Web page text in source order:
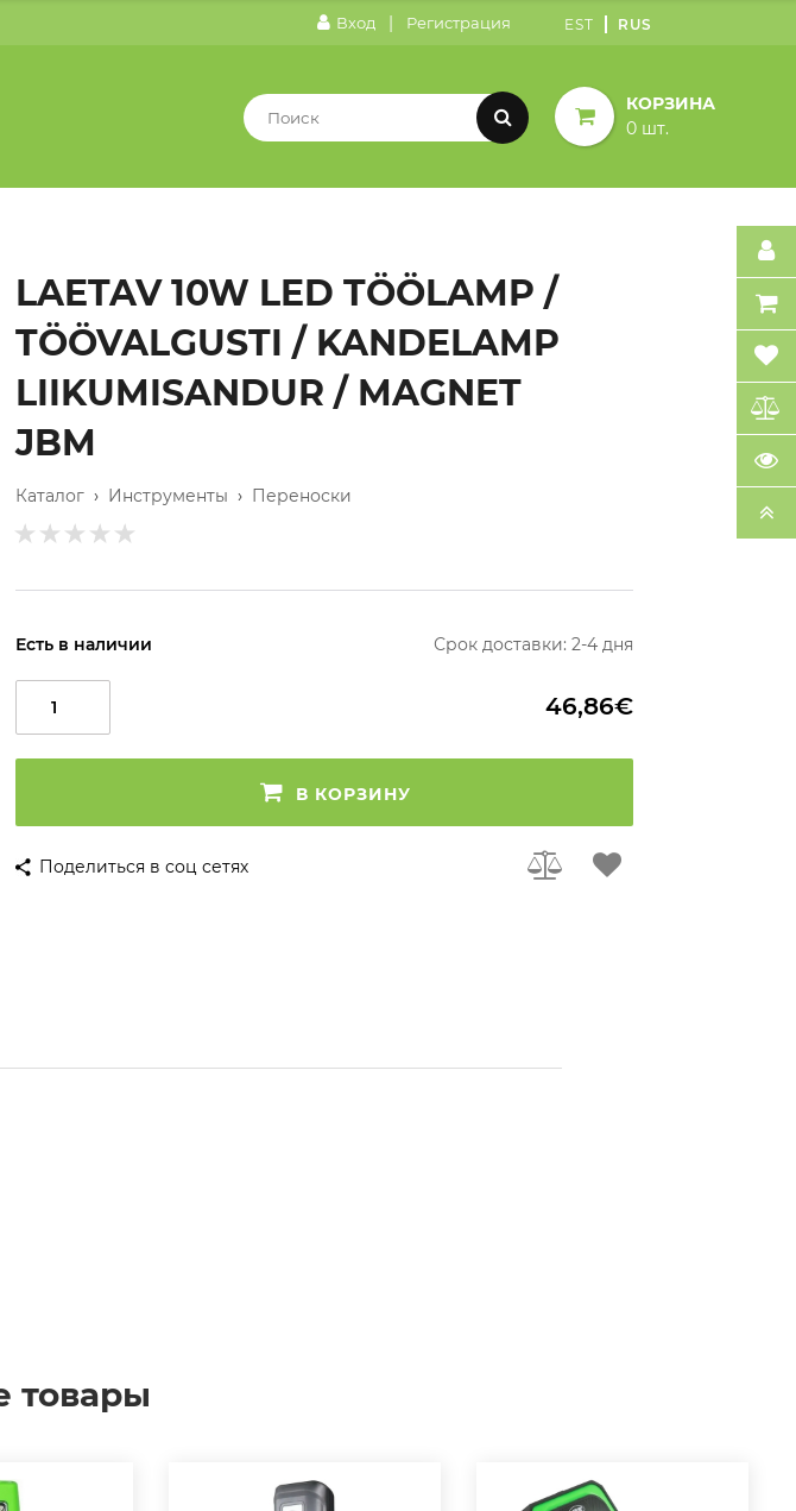
Вход | Регистрация EST RUS
КОРЗИНА
0 шт.
LAETAV 10W LED TÖÖLAMP /
TÖÖVALGUSTI / KANDELAMP
LIIKUMISANDUR / MAGNET
JBM
Каталог › Инструменты › Переноски
Есть в наличии Срок доставки: 2-4 дня
46,86€
В КОРЗИНУ
Поделиться в соц сетях
товары